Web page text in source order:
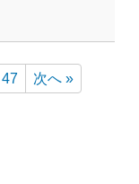
47 次へ »